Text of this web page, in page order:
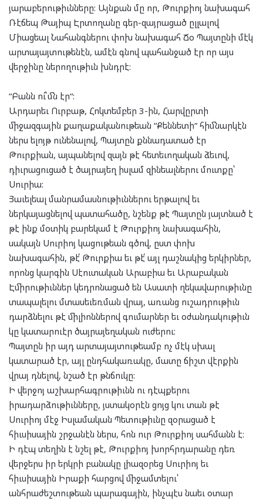
յարաբերութիւնները: Այնքան մը որ, Թուրքիոյ նախագահ
Ռէճեպ Թայիպ Էրտողանը գեր-զայրացած ըլլալով
Միացեալ Նահանգներու փոխ նախագահ Ճօ Պայտընի մէկ
արտայայտութենէն, ամէն գնով պահանջած էր որ այս
վերջինը ներողութիւն խնդրէ:
“Բանն ու՞մն էր“:
Արդարեւ Ուրբաթ, Հոկտեմբեր 3-ին, Հարվըրտի
միջազգային քաղաքականութեան “Քեննետի“ հիմնարկէն
ներս ելոյթ ունենալով, Պայտըն քննադատած էր
Թուրքիան, այպանելով զայն թէ հետեւողական ձեւով,
դիւրացուցած է ծայրայեղ իսլամ զինեալներու մուտքը՝
Սուրիա:
Յաւելեալ մանրամասնութիւններու երթալով եւ
ներկայացնելով պատահածը, նշենք թէ Պայտըն յայտնած է
թէ ինք մօտիկ բարեկամ է Թուրքիոյ նախագահին,
սակայն Սուրիոյ կացութեան գծով, ըստ փոխ
նախագահին, թէ՛ Թուրքիա եւ թէ՛ այլ դաշնակից երկիրներ,
որոնց կարգին Սէուտական Արաբիա եւ Արաբական
Էմիրութիւններ կեդրոնացած են Ասատի ղեկավարութիւնը
տապալելու մտասեւեռման վրայ, առանց ուշադրութիւն
դարձնելու թէ միլիոններով գումարներ եւ օժանդակութիւն
կը կատարուէր ծայրայեղական ուժերու:
Պայտըն իր այդ արտայայտութեամբ ոչ մէկ սխալ
կատարած էր, այլ ընդհակառակը, մատը ճիշտ վէրքին
վրայ դնելով, նշած էր թնճուկը:
Ի վերջոյ աշխարհագրութիւնն ու դէպքերու
իրադարձութիւնները, յստակօրէն ցոյց կու տան թէ
Սուրիոյ մէջ Իսլամական Պետութիւնը զօրացած է
հիւսիսային շրջանէն ներս, հոն ուր Թուրքիոյ սահմանն է:
Ի դէպ տեղին է նշել թէ, Թուրքիոյ խորհրդարանը դեռ
վերջերս իր երկրի բանակը լիազօրեց Սուրիոյ եւ
հիւսիսային Իրաքի հարցով միջամտելու՝
անհրաժեշտութեան պարագային, ինչպէս նաեւ օտար